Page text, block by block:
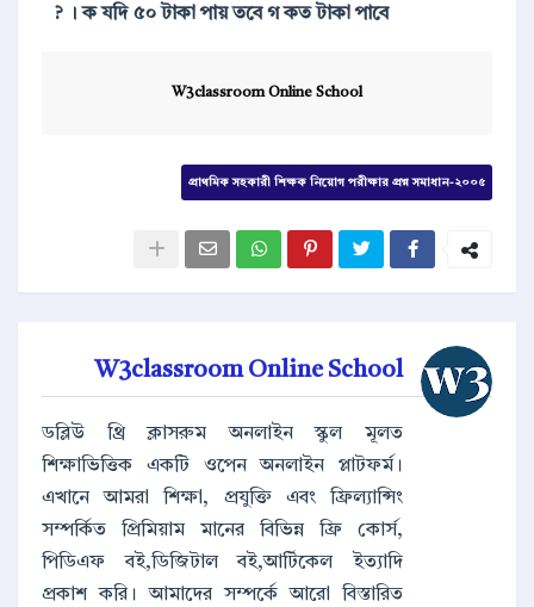
। ক যদি ৫০ টাকা পায় তবে গ কত টাকা পাবে ?
W3classroom Online School
প্রাথমিক সহকারী শিক্ষক নিয়োগ পরীক্ষার প্রশ্ন সমাধান-২০০৫
W3classroom Online School
ডব্লিউ থ্রি ক্লাসরুম অনলাইন স্কুল মূলত
শিক্ষাভিত্তিক একটি ওপেন অনলাইন প্লাটফর্ম।
এখানে আমরা শিক্ষা, প্রযুক্তি এবং ফ্রিল্যান্সিং
সম্পর্কিত প্রিমিয়াম মানের বিভিন্ন ফ্রি কোর্স,
পিডিএফ বই,ডিজিটাল বই,আর্টিকেল ইত্যাদি
প্রকাশ করি। আমাদের সম্পর্কে আরো বিস্তারিত